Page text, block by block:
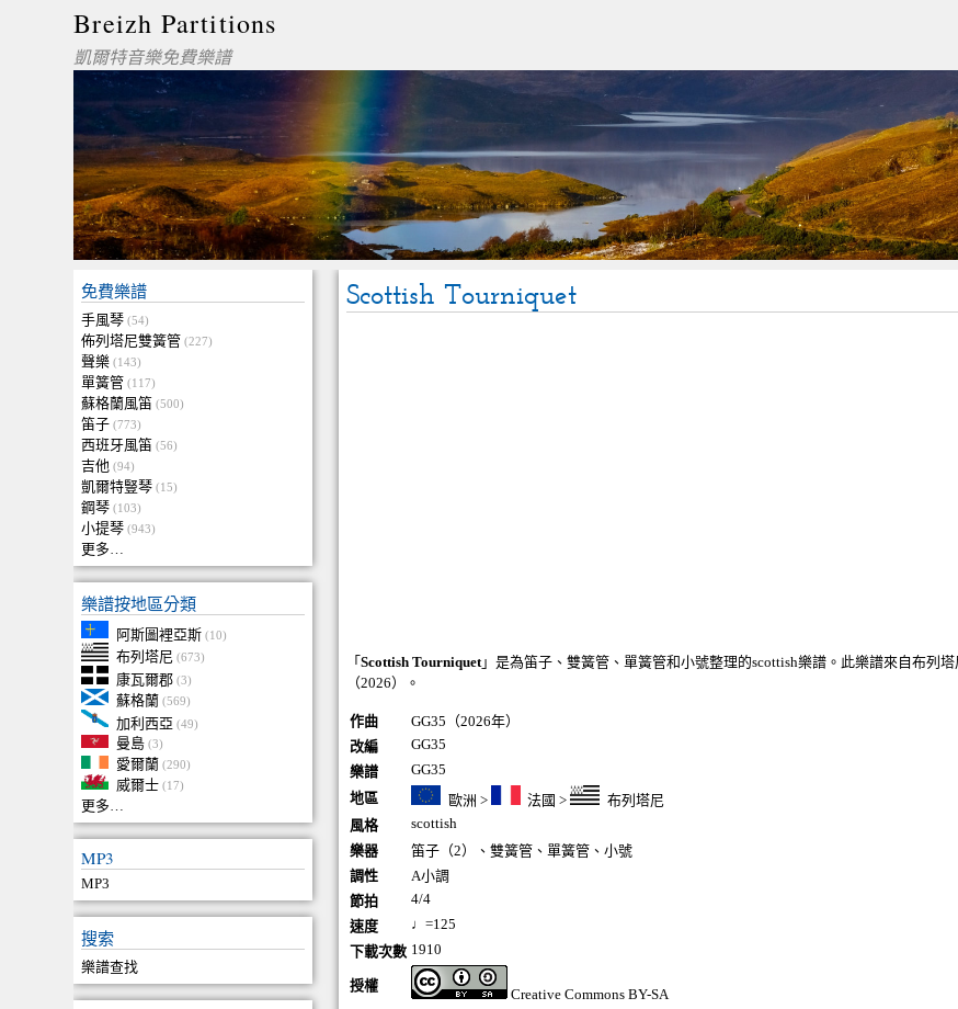
Breizh Partitions
凱爾特音樂免費樂譜
免費樂譜
手風琴 (54)
佈列塔尼雙簧管 (227)
聲樂 (143)
單簧管 (117)
蘇格蘭風笛 (500)
笛子 (773)
西班牙風笛 (56)
吉他 (94)
凱爾特豎琴 (15)
鋼琴 (103)
小提琴 (943)
更多…
樂譜按地區分類
阿斯圖裡亞斯 (10)
布列塔尼 (673)
康瓦爾郡 (3)
蘇格蘭 (569)
加利西亞 (49)
曼島 (3)
愛爾蘭 (290)
威爾士 (17)
更多…
MP3
MP3
搜索
樂譜查找
Scottish Tourniquet
「Scottish Tourniquet 」是為笛子、雙簧管、單簧管和小號整理的scottish樂譜。此樂譜來自布列塔
（2026）。
作曲
GG35（2026年）
改編
GG35
樂譜
GG35
地區
歐洲 > 法國 >
布列塔尼
風格
scottish
樂器
笛子（2） 、雙簧管 、 單簧管 、小號
調性
A小調
節拍
4/4
速度
♩=125
下載次數 1910
授權
Creative Commons BY-SA